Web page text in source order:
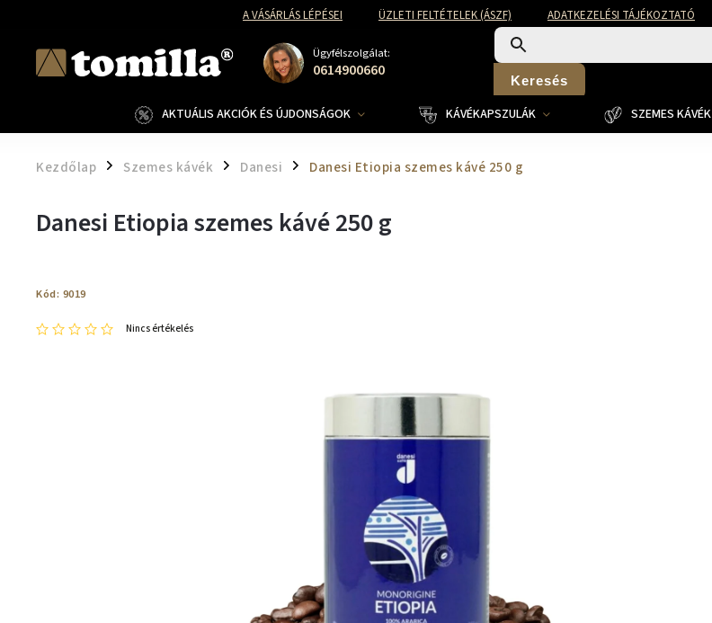
A VÁSÁRLÁS LÉPÉSEI ÜZLETI FELTÉTELEK (ÁSZF) ADATKEZELÉSI TÁJÉKOZTATÓ
Ügyfélszolgálat:
0614900660 Keresés
AKTUÁLIS AKCIÓK ÉS ÚJDONSÁGOK KÁVÉKAPSZULÁK SZEMES KÁVÉK
Kezdőlap / Szemes kávék / Danesi / Danesi Etiopia szemes kávé 250 g
Danesi Etiopia szemes kávé 250 g
Kód: 9019
Nincs értékelés